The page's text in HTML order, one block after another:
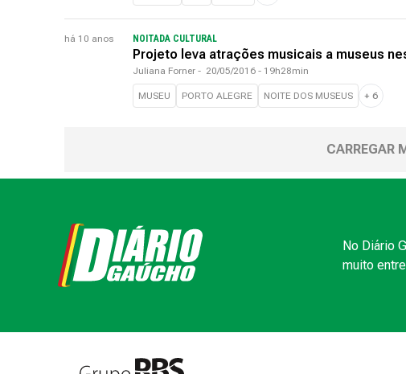
há 10 anos NOITADA CULTURAL
Projeto leva atrações musicais a museus
Juliana Forner - 20/05/2016 - 19h28min
MUSEU PORTO ALEGRE NOITE DOS MUSEUS + 6
CARREGAR
No Diário
muito